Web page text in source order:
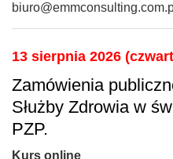
13 sierpnia 2026
Zamówienia
Służby Zdrowia w
PZP.
Kurs online